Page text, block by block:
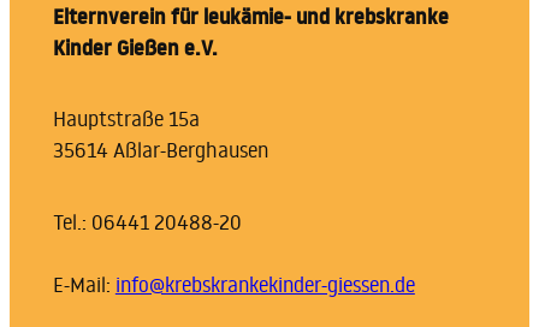
Elternverein für leukämie- und krebskranke
Kinder Gießen e.V.
Hauptstraße 15a
35614 Aßlar-Berghausen
Tel.: 06441 20488-20
E-Mail: info@krebskrankekinder-giessen.de